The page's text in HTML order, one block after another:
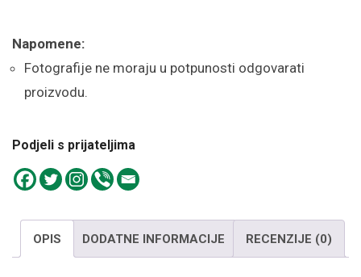
Napomene:
Fotografije ne moraju u potpunosti odgovarati
proizvodu.
Podjeli s prijateljima
OPIS DODATNE INFORMACIJE RECENZIJE (0)